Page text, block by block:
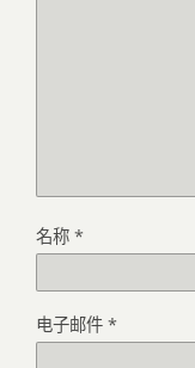
名称 *
电子邮件 *